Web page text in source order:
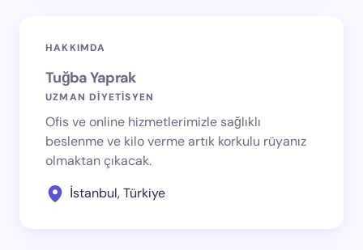
HAKKIMDA
Tuğba Yaprak
UZMAN DİYETİSYEN
Ofis ve online hizmetlerimizle sağlıklı
beslenme ve kilo verme artık korkulu rüyanız
olmaktan çıkacak.
İstanbul, Türkiye